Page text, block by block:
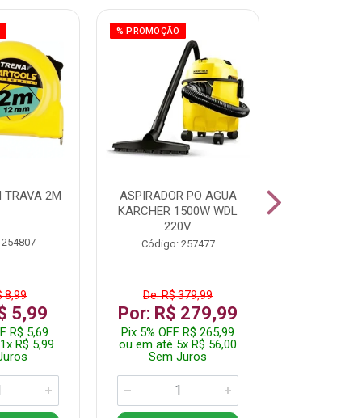
TRAVA 2M
8,99
5,99
R$ 5,69
R$ 5,99
% PROMOÇÃO
ASPIRADOR PO AGUA
KARCHER 1500W WDL
220V
Código: 257477
De: R$ 379,99
Por: R$ 279,99
Pix 5% OFF R$ 265,99
ou em até 5x R$ 56,00
Sem Juros